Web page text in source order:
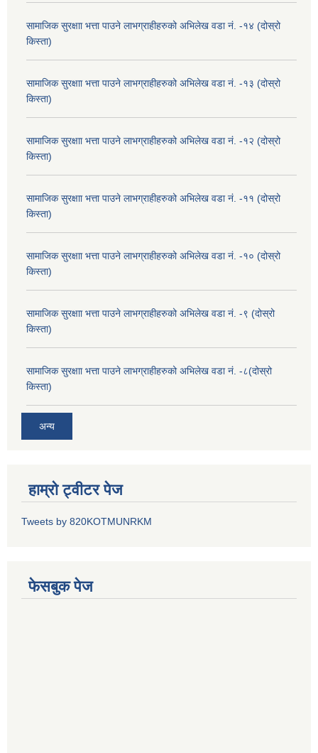
सामाजिक सुरक्षाा भत्ता पाउने लाभग्राहीहरुको अभिलेख वडा नं. -१४ (दोस्रो
किस्ता)
सामाजिक सुरक्षाा भत्ता पाउने लाभग्राहीहरुको अभिलेख वडा नं. -१३ (दोस्रो
किस्ता)
सामाजिक सुरक्षाा भत्ता पाउने लाभग्राहीहरुको अभिलेख वडा नं. -१२ (दोस्रो
किस्ता)
सामाजिक सुरक्षाा भत्ता पाउने लाभग्राहीहरुको अभिलेख वडा नं. -११ (दोस्रो
किस्ता)
सामाजिक सुरक्षाा भत्ता पाउने लाभग्राहीहरुको अभिलेख वडा नं. -१० (दोस्रो
किस्ता)
सामाजिक सुरक्षाा भत्ता पाउने लाभग्राहीहरुको अभिलेख वडा नं. -९ (दोस्रो
किस्ता)
सामाजिक सुरक्षाा भत्ता पाउने लाभग्राहीहरुको अभिलेख वडा नं. -८(दोस्रो
किस्ता)
अन्य
हाम्रो ट्वीटर पेज
Tweets by 820KOTMUNRKM
फेसबुक पेज